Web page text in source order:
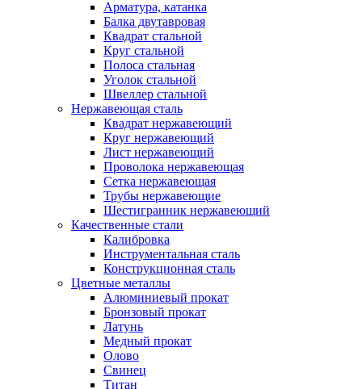
Арматура, катанка
Балка двутавровая
Квадрат стальной
Круг стальной
Полоса стальная
Уголок стальной
Швеллер стальной
Нержавеющая сталь
Квадрат нержавеющий
Круг нержавеющий
Лист нержавеющий
Проволока нержавеющая
Сетка нержавеющая
Трубы нержавеющие
Шестигранник нержавеющий
Качественные стали
Калибровка
Инструментальная сталь
Конструкционная сталь
Цветные металлы
Алюминиевый прокат
Бронзовый прокат
Латунь
Медный прокат
Олово
Свинец
Титан